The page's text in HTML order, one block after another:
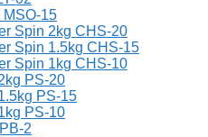
MSO-15
Spin 2kg CHS-20
Spin 1.5kg CHS-15
Spin 1kg CHS-10
PS-20
PS-15
PS-10
2